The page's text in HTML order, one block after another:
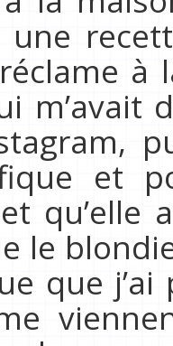
une
à
m’avait
et
qu’elle
le
que